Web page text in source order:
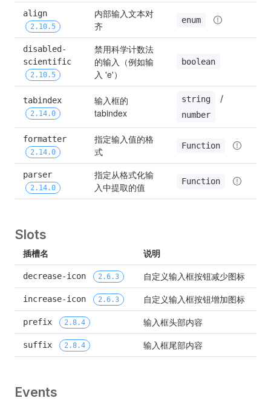
align
2.10.5
内部输入文本对
齐
enum
disabled-
scientific
2.10.5
禁用科学计数法
的输入（例如输
入 'e'）
boolean
tabindex
2.14.0
输入框的
tabindex
string /
number
formatter
2.14.0
指定输入值的格
式
Function
parser
2.14.0
指定从格式化输
入中提取的值
Function
Slots
插槽名 说明
decrease-icon 2.6.3 自定义输入框按钮减少图标
increase-icon 2.6.3 自定义输入框按钮增加图标
prefix 2.8.4 输入框头部内容
suffix 2.8.4 输入框尾部内容
Events